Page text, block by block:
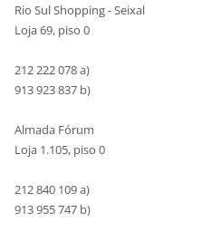
Rio Sul Shopping - Seixal
Loja 69, piso 0
212 222 078 a)
913 923 837 b)
Almada Fórum
Loja 1.105, piso 0
212 840 109 a)
913 955 747 b)